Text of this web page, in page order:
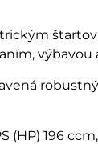
výbavou
196